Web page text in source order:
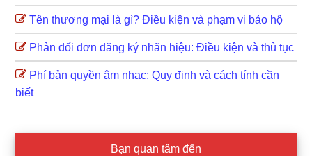
Tên thương mại là gì? Điều kiện và phạm vi bảo hộ
Phản đối đơn đăng ký nhãn hiệu: Điều kiện và thủ tục
Phí bản quyền âm nhạc: Quy định và cách tính cần
biết
Bạn quan tâm đến